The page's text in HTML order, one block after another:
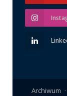
Archiwum